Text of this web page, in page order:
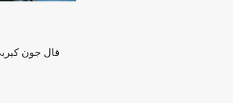
قال جون